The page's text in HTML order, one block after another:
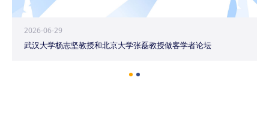
2026-06-29
武汉大学杨志坚教授和北京大学张磊教授做客学者论坛